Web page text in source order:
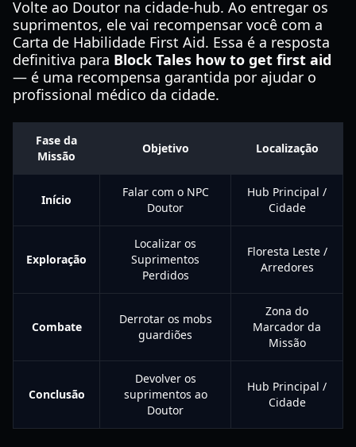
Volte ao Doutor na cidade-hub. Ao entregar os
suprimentos, ele vai recompensar você com a
Carta de Habilidade First Aid. Essa é a resposta
definitiva para Block Tales how to get first aid
— é uma recompensa garantida por ajudar o
profissional médico da cidade.
Fase da
Missão
Objetivo Localização
Início
Falar com o NPC
Doutor
Hub Principal /
Cidade
Exploração
Localizar os
Suprimentos
Perdidos
Floresta Leste /
Arredores
Combate
Derrotar os mobs
guardiões
Zona do
Marcador da
Missão
Conclusão
Devolver os
suprimentos ao
Doutor
Hub Principal /
Cidade